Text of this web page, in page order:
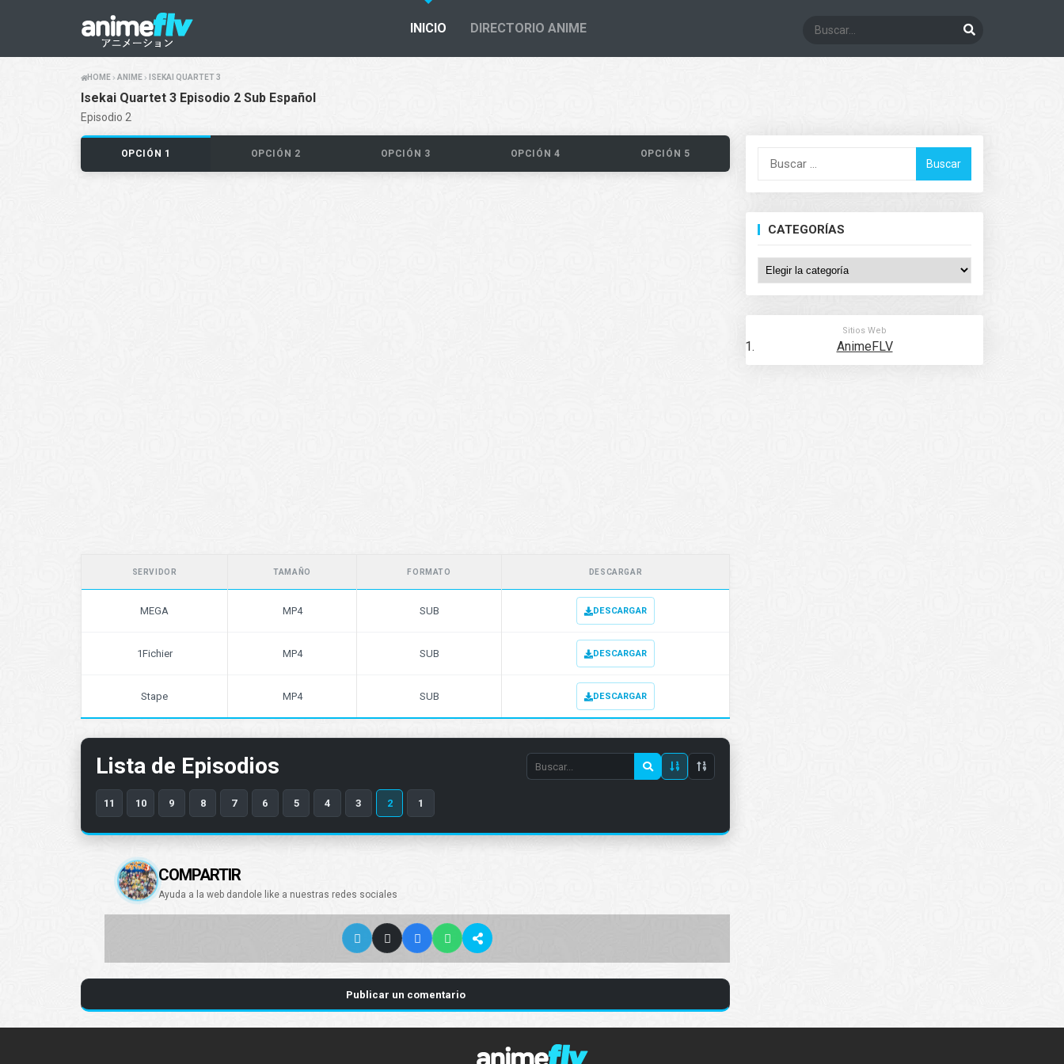
INICIO DIRECTORIO ANIME
HOME ANIME ISEKAI QUARTET 3
Isekai Quartet 3 Episodio 2 Sub Español
Episodio 2
OPCIÓN 1 OPCIÓN 2 OPCIÓN 3 OPCIÓN 4 OPCIÓN 5
SERVIDOR TAMAÑO FORMATO DESCARGAR
MEGA MP4 SUB DESCARGAR
1Fichier MP4 SUB DESCARGAR
Stape MP4 SUB DESCARGAR
Lista de Episodios
Search
episode
11 10 9 8 7 6 5 4 3 2 1
COMPARTIR
Ayuda a la web dandole like a nuestras redes sociales
Publicar un comentario
Buscar:
CATEGORÍAS
Categorías
Sitios Web
AnimeFLV